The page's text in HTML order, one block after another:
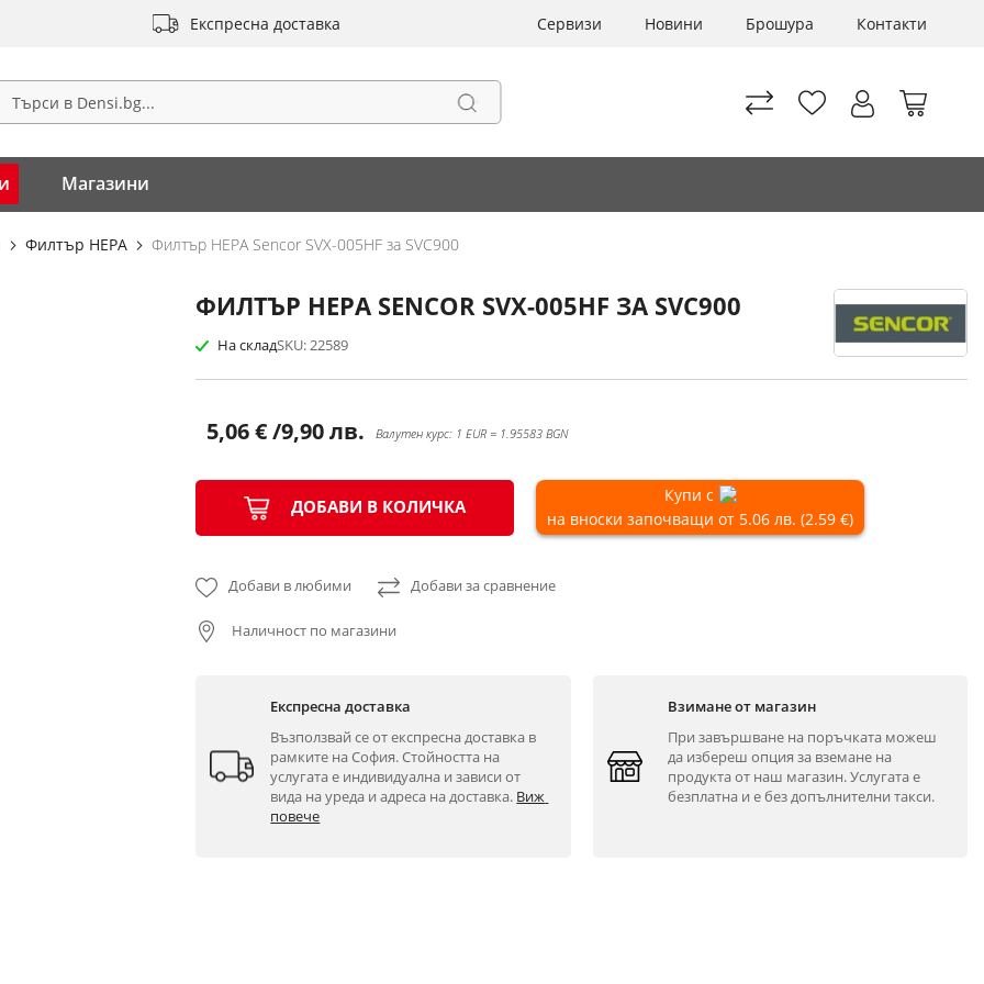
Експресна доставка Сервизи Новини Брошура Контакти
Моята
Търсене
Магазини
Филтър HEPA Филтър HEPA Sencor SVX-005HF за SVC900
ФИЛТЪР HEPA SENCOR SVX-005HF ЗА SVC900
На складSKU 22589
5,06 €/9,90 лв. Валутен курс: 1 EUR = 1.95583 BGN
ДОБАВИ В КОЛИЧКА
Купи с
на вноски започващи от 5.06 лв. (2.59 €)
Добави в любими Добави за сравнение
Наличност по магазини
Експресна доставка
Възползвай се от експресна доставка в
рамките на София. Стойността на
услугата е индивидуална и зависи от
вида на уреда и адреса на доставка. Виж
повече
Взимане от магазин
При завършване на поръчката можеш
да избереш опция за вземане на
продукта от наш магазин. Услугата е
безплатна и е без допълнителни такси.